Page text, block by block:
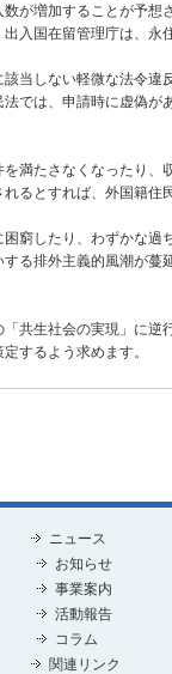
が増加することが予
入国在留管理庁は、
当しない軽微な法令
では、申請時に虚偽
満たさなくなったり
るとすれば、外国籍
窮したり、わずかな
る排外主義的風潮が
共生社会の実現」に
するよう求めます。
ニュース
お知らせ
事業案内
活動報告
コラム
関連リンク